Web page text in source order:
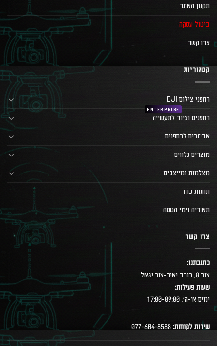
תקנון האתר
ביטול עסקה
צרו קשר
קטגוריות
רחפני צילום DJI
רחפנים וציוד לתעשייה
אביזרים לרחפנים
מוצרים נלווים
מצלמות ומייצבים
תחנות כוח
תאוריה וימי הטסה
צרו קשר
כתובתנו:
צור 8, כוכב יאיר-צור יגאל
שעות פעילות:
ימים א׳-ה׳, 17:00-09:00
שירות לקוחות: